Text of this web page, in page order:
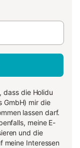
dass die Holidu
GmbH) mir die
lassen darf.
meine E-
und die
meine Interessen